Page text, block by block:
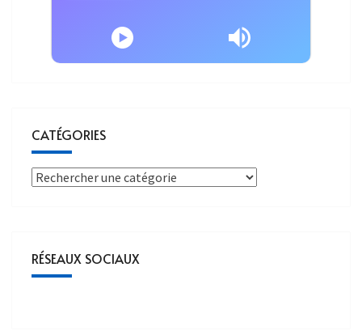
CATÉGORIES
RÉSEAUX SOCIAUX